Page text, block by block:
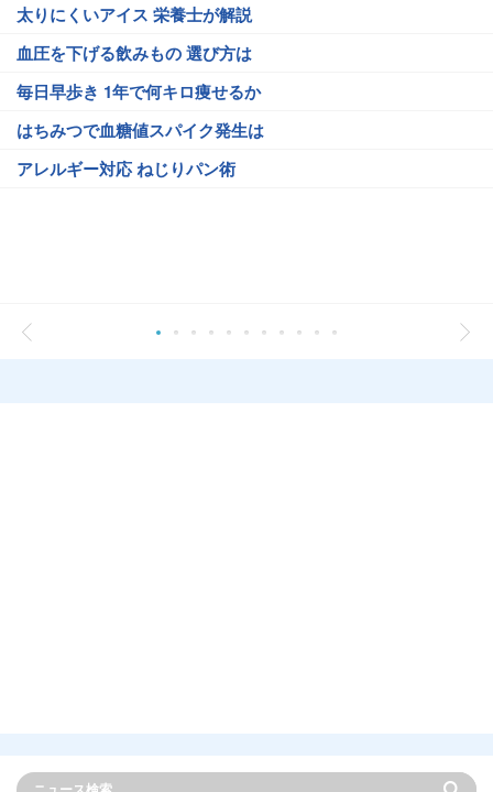
太りにくいアイス 栄養士が解説
血圧を下げる飲みもの 選び方は
毎日早歩き 1年で何キロ痩せるか
はちみつで血糖値スパイク発生は
アレルギー対応 ねじりパン術